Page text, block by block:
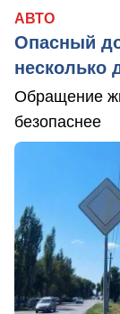
АВТО
Опасный
несколько
Обращение
безопаснее